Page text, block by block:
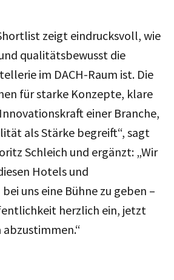
zeigt eindrucksvoll, wie
qualitätsbewusst die
im DACH-Raum ist. Die
für starke Konzepte, klare
einer Branche,
als Stärke begreift“, sagt
Schleich und ergänzt: „Wir
Hotels und
uns eine Bühne zu geben –
herzlich ein, jetzt